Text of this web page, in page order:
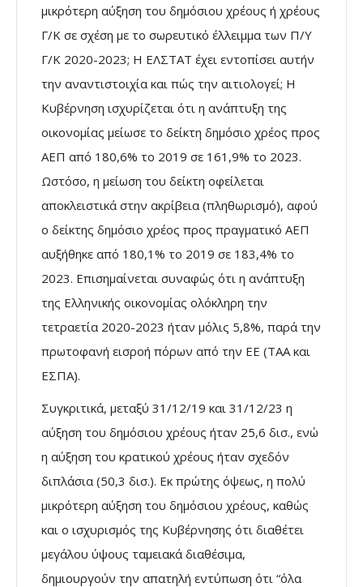
μικρότερη αύξηση του δημόσιου χρέους ή χρέους
Γ/Κ σε σχέση με το σωρευτικό έλλειμμα των Π/Υ
Γ/Κ 2020-2023; Η ΕΛΣΤΑΤ έχει εντοπίσει αυτήν
την αναντιστοιχία και πώς την αιτιολογεί; Η
Κυβέρνηση ισχυρίζεται ότι η ανάπτυξη της
οικονομίας μείωσε το δείκτη δημόσιο χρέος προς
ΑΕΠ από 180,6% το 2019 σε 161,9% το 2023.
Ωστόσο, η μείωση του δείκτη οφείλεται
αποκλειστικά στην ακρίβεια (πληθωρισμό), αφού
ο δείκτης δημόσιο χρέος προς πραγματικό ΑΕΠ
αυξήθηκε από 180,1% το 2019 σε 183,4% το
2023. Επισημαίνεται συναφώς ότι η ανάπτυξη
της Ελληνικής οικονομίας ολόκληρη την
τετραετία 2020-2023 ήταν μόλις 5,8%, παρά την
πρωτοφανή εισροή πόρων από την ΕΕ (ΤΑΑ και
ΕΣΠΑ).
Συγκριτικά, μεταξύ 31/12/19 και 31/12/23 η
αύξηση του δημόσιου χρέους ήταν 25,6 δισ., ενώ
η αύξηση του κρατικού χρέους ήταν σχεδόν
διπλάσια (50,3 δισ.). Εκ πρώτης όψεως, η πολύ
μικρότερη αύξηση του δημόσιου χρέους, καθώς
και ο ισχυρισμός της Κυβέρνησης ότι διαθέτει
μεγάλου ύψους ταμειακά διαθέσιμα,
δημιουργούν την απατηλή εντύπωση ότι “όλα